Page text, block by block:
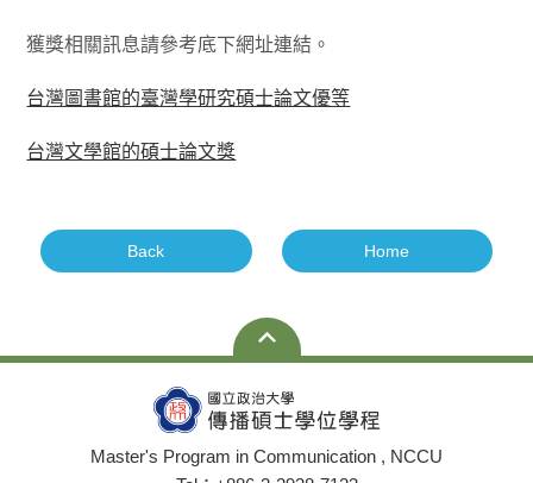
獲獎相關訊息請參考底下網址連結。
台灣圖書館的臺灣學研究碩士論文優等
台灣文學館的碩士論文獎
Back Home
Master's Program in Communication , NCCU